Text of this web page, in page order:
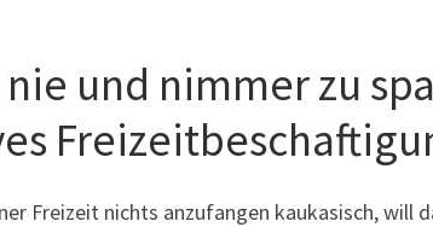
nie und nimmer zu
Freizeit nichts anzufangen kaukasisch, will